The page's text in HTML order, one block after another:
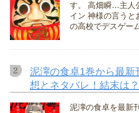
す。 高畑瞬…主人
イン 神様の言うと
の高校でデスゲー
泥濘の食卓1巻から最新
想とネタバレ！結末は？
泥濘の食卓を最新